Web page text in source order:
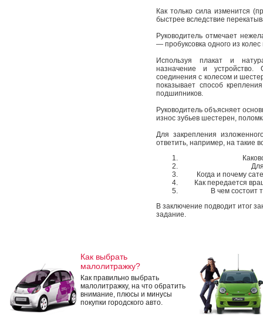
Как только сила изменится
быстрее вследствие
Руководитель отмечает
— пробуксовка одного из колес
Используя плакат и
назначение и
соединения с колесом и
показывает способ
подшипников.
Руководитель объясняет
износ зубьев шестерен,
Для закрепления
ответить, например, на такие
Когда и почему
Как передается
В чем состоит
В заключение подводит итог
задание.
Как выбрать
малолитражку?
Как правильно выбрать
малолитражку, на что обратить
внимание, плюсы и минусы
покупки городского авто.